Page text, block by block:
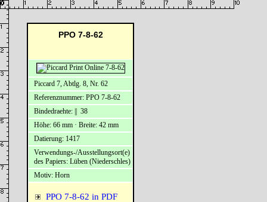
PPO 7-8-62
PPO 7-8-62 in PDF
Piccard 7, Abtlg. 8, Nr. 62
Referenznummer: PPO 7-8-62
Bindedraehte: || 38
Höhe: 66 mm · Breite: 42 mm
Datierung: 1417
Verwendungs-/Ausstellungsort(e)
des Papiers: Lüben (Niederschles)
Motiv: Horn